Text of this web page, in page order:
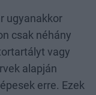
ugyanakkor
csak néhány
vagy
alapján
erre. Ezek